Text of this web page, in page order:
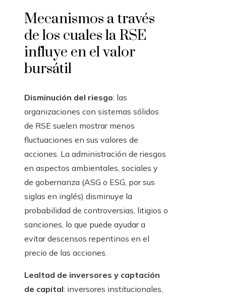
Mecanismos a través
de los cuales la RSE
influye en el valor
bursátil
Disminución del riesgo: las
organizaciones con sistemas sólidos
de RSE suelen mostrar menos
fluctuaciones en sus valores de
acciones. La administración de riesgos
en aspectos ambientales, sociales y
de gobernanza (ASG o ESG, por sus
siglas en inglés) disminuye la
probabilidad de controversias, litigios o
sanciones, lo que puede ayudar a
evitar descensos repentinos en el
precio de las acciones.
Lealtad de inversores y captación
de capital: inversores institucionales,